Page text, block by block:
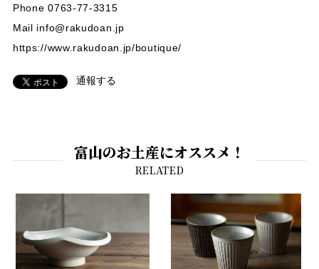
Phone 0763-77-3315
Mail info@rakudoan.jp
https://www.rakudoan.jp/boutique/
通報する
富山のお土産にオススメ！